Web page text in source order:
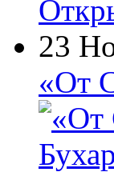
23
«От